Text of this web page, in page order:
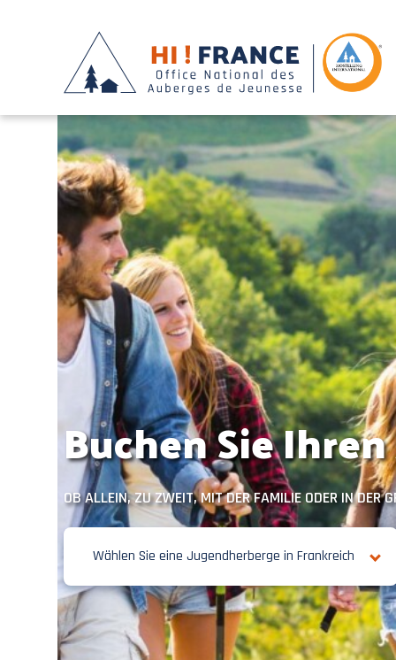
Buchen Sie
OB ALLEIN, ZU ZWEIT, MIT DER FAMILIE ODER IN DER
Wählen Sie eine Jugendherberge in Frankreich